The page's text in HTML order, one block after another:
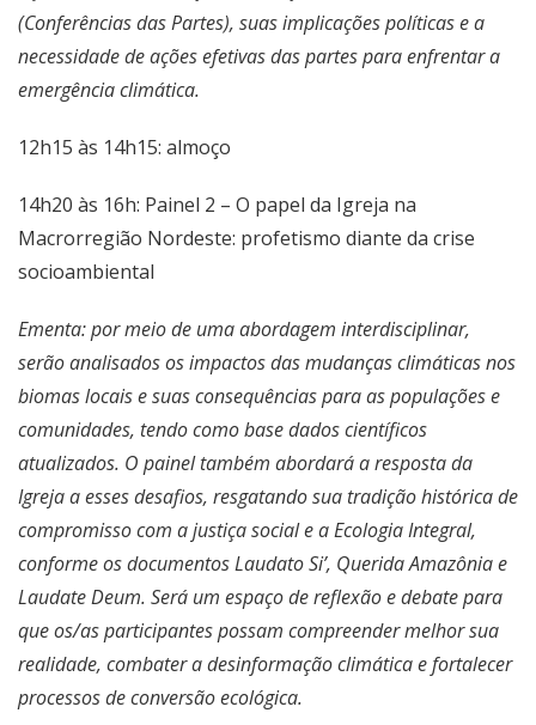
(Conferências das Partes), suas implicações políticas e a
necessidade de ações efetivas das partes para enfrentar a
emergência climática.
12h15 às 14h15: almoço
14h20 às 16h: Painel 2 – O papel da Igreja na
Macrorregião Nordeste: profetismo diante da crise
socioambiental
Ementa: por meio de uma abordagem interdisciplinar,
serão analisados os impactos das mudanças climáticas nos
biomas locais e suas consequências para as populações e
comunidades, tendo como base dados científicos
atualizados. O painel também abordará a resposta da
Igreja a esses desafios, resgatando sua tradição histórica de
compromisso com a justiça social e a Ecologia Integral,
conforme os documentos Laudato Si’, Querida Amazônia e
Laudate Deum. Será um espaço de reflexão e debate para
que os/as participantes possam compreender melhor sua
realidade, combater a desinformação climática e fortalecer
processos de conversão ecológica.